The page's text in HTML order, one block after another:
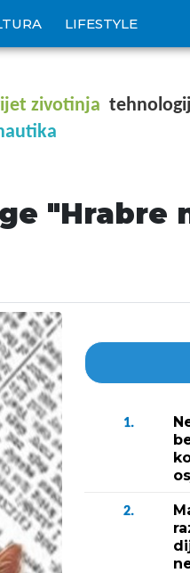
LIFESTYLE
zivotinja
"Hrabre
1.
2.